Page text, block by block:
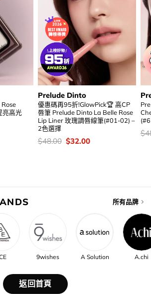
亮高光
Prelude Dinto
優惠碼再95折!GlowPick🏆 高CP
唇筆 Prelude Dinto La Belle Rose
Lip Liner 玫瑰調唇線筆(#01-02) –
2色選擇
價
$48.00 Original
$32.00Current
價
$
所有品牌
9wishes A Solution A.chi
返回首頁